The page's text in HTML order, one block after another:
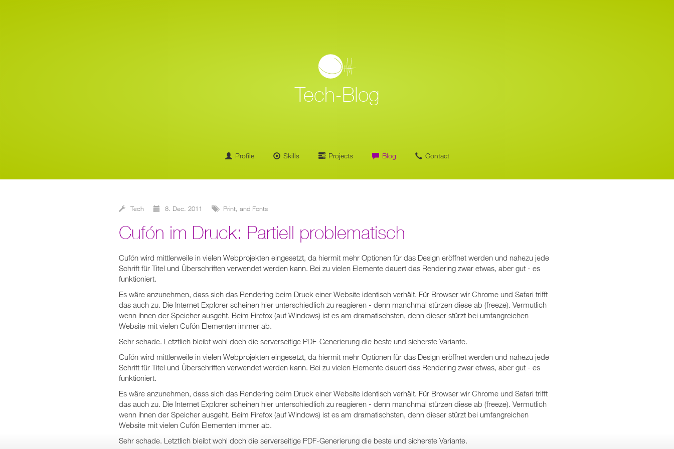
Tech-Blog
Profile Skills Projects Blog Contact
Tech 8. Dec. 2011 Print, and Fonts
Cufón im Druck: Partiell problematisch
Cufón wird mittlerweile in vielen Webprojekten eingesetzt, da hiermit mehr Optionen für das Design eröffnet werden und nahezu jede
Schrift für Titel und Überschriften verwendet werden kann. Bei zu vielen Elemente dauert das Rendering zwar etwas, aber gut - es
funktioniert.
Es wäre anzunehmen, dass sich das Rendering beim Druck einer Website identisch verhält. Für Browser wir Chrome und Safari trifft
das auch zu. Die Internet Explorer scheinen hier unterschiedlich zu reagieren - denn manchmal stürzen diese ab (freeze). Vermutlich
wenn ihnen der Speicher ausgeht. Beim Firefox (auf Windows) ist es am dramatischsten, denn dieser stürzt bei umfangreichen
Website mit vielen Cufón Elementen immer ab.
Sehr schade. Letztlich bleibt wohl doch die serverseitige PDF-Generierung die beste und sicherste Variante.
Cufón wird mittlerweile in vielen Webprojekten eingesetzt, da hiermit mehr Optionen für das Design eröffnet werden und nahezu jede
Schrift für Titel und Überschriften verwendet werden kann. Bei zu vielen Elemente dauert das Rendering zwar etwas, aber gut - es
funktioniert.
Es wäre anzunehmen, dass sich das Rendering beim Druck einer Website identisch verhält. Für Browser wir Chrome und Safari trifft
das auch zu. Die Internet Explorer scheinen hier unterschiedlich zu reagieren - denn manchmal stürzen diese ab (freeze). Vermutlich
wenn ihnen der Speicher ausgeht. Beim Firefox (auf Windows) ist es am dramatischsten, denn dieser stürzt bei umfangreichen
Website mit vielen Cufón Elementen immer ab.
Sehr schade. Letztlich bleibt wohl doch die serverseitige PDF-Generierung die beste und sicherste Variante.